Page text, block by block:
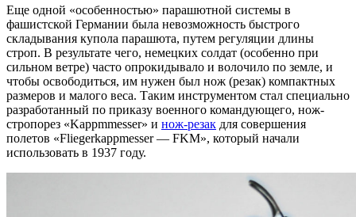
Еще одной «особенностью» парашютной системы в
фашистской Германии была невозможность быстрого
складывания купола парашюта, путем регуляции длины
строп. В результате чего, немецких солдат (особенно при
сильном ветре) часто опрокидывало и волочило по земле, и
чтобы освободиться, им нужен был нож (резак) компактных
размеров и малого веса. Таким инструментом стал специально
разработанный по приказу военного командующего, нож-
стропорез «Kappmmesser» и нож-резак для совершения
полетов «Fliegerkappmesser — FKM», который начали
использовать в 1937 году.